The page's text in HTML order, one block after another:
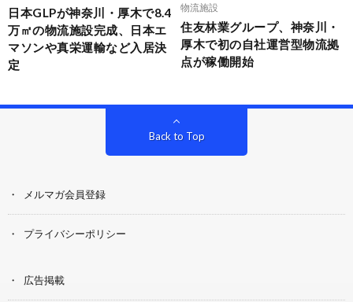
日本GLPが神奈川・厚木で8.4
万㎡の物流施設完成、日本エ
マソンや真栄運輸など入居決
定
物流施設
住友林業グループ、神奈川・
厚木で初の自社運営型物流拠
点が稼働開始
Back to Top
メルマガ会員登録
プライバシーポリシー
広告掲載